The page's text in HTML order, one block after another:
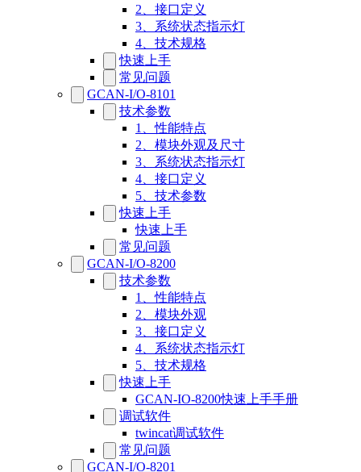
2、接口定义
3、系统状态指示灯
4、技术规格
快速上手
常见问题
GCAN-I/O-8101
技术参数
1、性能特点
2、模块外观及尺寸
3、系统状态指示灯
4、接口定义
5、技术参数
快速上手
快速上手
常见问题
GCAN-I/O-8200
技术参数
1、性能特点
2、模块外观
3、接口定义
4、系统状态指示灯
5、技术规格
快速上手
GCAN-IO-8200快速上手手册
调试软件
twincat调试软件
常见问题
GCAN-I/O-8201